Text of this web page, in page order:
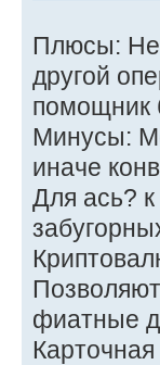
Плюсы:
другой
помощник
Минусы:
иначе
Для ась?
фиатные